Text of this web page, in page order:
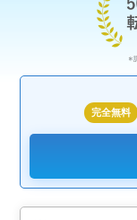
完全無料